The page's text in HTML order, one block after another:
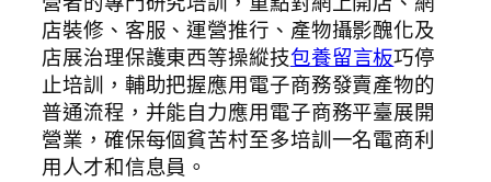
店裝修、客服、運營推行、產物攝影醜化及
店展治理保護東西等操縱技包養留言板巧停
止培訓，輔助把握應用電子商務發賣產物的
普通流程，并能自力應用電子商務平臺展開
營業，確保每個貧苦村至多培訓一名電商利
用人才和信息員。